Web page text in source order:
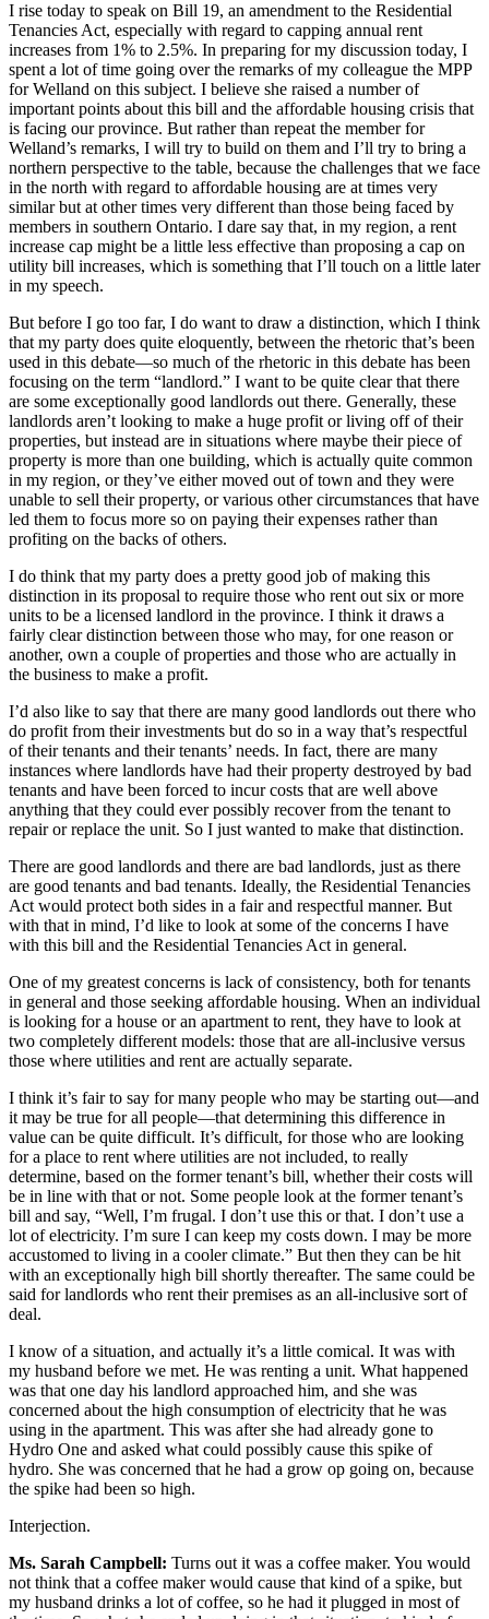
I rise today to speak on Bill 19, an amendment to the Residential
Tenancies Act, especially with regard to capping annual rent
increases from 1% to 2.5%. In preparing for my discussion today, I
spent a lot of time going over the remarks of my colleague the MPP
for Welland on this subject. I believe she raised a number of
important points about this bill and the affordable housing crisis that
is facing our province. But rather than repeat the member for
Welland’s remarks, I will try to build on them and I’ll try to bring a
northern perspective to the table, because the challenges that we face
in the north with regard to affordable housing are at times very
similar but at other times very different than those being faced by
members in southern Ontario. I dare say that, in my region, a rent
increase cap might be a little less effective than proposing a cap on
utility bill increases, which is something that I’ll touch on a little later
in my speech.
But before I go too far, I do want to draw a distinction, which I think
that my party does quite eloquently, between the rhetoric that’s been
used in this debate—so much of the rhetoric in this debate has been
focusing on the term “landlord.” I want to be quite clear that there
are some exceptionally good landlords out there. Generally, these
landlords aren’t looking to make a huge profit or living off of their
properties, but instead are in situations where maybe their piece of
property is more than one building, which is actually quite common
in my region, or they’ve either moved out of town and they were
unable to sell their property, or various other circumstances that have
led them to focus more so on paying their expenses rather than
profiting on the backs of others.
I do think that my party does a pretty good job of making this
distinction in its proposal to require those who rent out six or more
units to be a licensed landlord in the province. I think it draws a
fairly clear distinction between those who may, for one reason or
another, own a couple of properties and those who are actually in
the business to make a profit.
I’d also like to say that there are many good landlords out there who
do profit from their investments but do so in a way that’s respectful
of their tenants and their tenants’ needs. In fact, there are many
instances where landlords have had their property destroyed by bad
tenants and have been forced to incur costs that are well above
anything that they could ever possibly recover from the tenant to
repair or replace the unit. So I just wanted to make that distinction.
There are good landlords and there are bad landlords, just as there
are good tenants and bad tenants. Ideally, the Residential Tenancies
Act would protect both sides in a fair and respectful manner. But
with that in mind, I’d like to look at some of the concerns I have
with this bill and the Residential Tenancies Act in general.
One of my greatest concerns is lack of consistency, both for tenants
in general and those seeking affordable housing. When an individual
is looking for a house or an apartment to rent, they have to look at
two completely different models: those that are all-inclusive versus
those where utilities and rent are actually separate.
I think it’s fair to say for many people who may be starting out—and
it may be true for all people—that determining this difference in
value can be quite difficult. It’s difficult, for those who are looking
for a place to rent where utilities are not included, to really
determine, based on the former tenant’s bill, whether their costs will
be in line with that or not. Some people look at the former tenant’s
bill and say, “Well, I’m frugal. I don’t use this or that. I don’t use a
lot of electricity. I’m sure I can keep my costs down. I may be more
accustomed to living in a cooler climate.” But then they can be hit
with an exceptionally high bill shortly thereafter. The same could be
said for landlords who rent their premises as an all-inclusive sort of
deal.
I know of a situation, and actually it’s a little comical. It was with
my husband before we met. He was renting a unit. What happened
was that one day his landlord approached him, and she was
concerned about the high consumption of electricity that he was
using in the apartment. This was after she had already gone to
Hydro One and asked what could possibly cause this spike of
hydro. She was concerned that he had a grow op going on, because
the spike had been so high.
Interjection.
Ms. Sarah Campbell: Turns out it was a coffee maker. You would
not think that a coffee maker would cause that kind of a spike, but
my husband drinks a lot of coffee, so he had it plugged in most of